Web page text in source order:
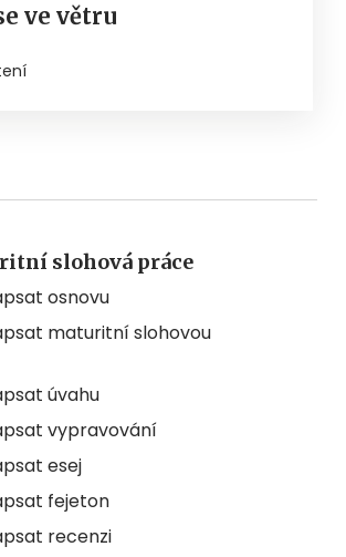
ve větru
slohová práce
osnovu
maturitní slohovou
úvahu
vypravování
esej
fejeton
recenzi